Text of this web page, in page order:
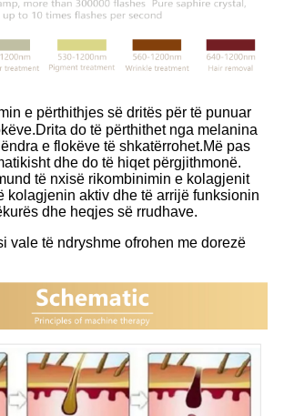
e përthithjes së dritës për të punuar
do të përthithet nga melanina
e flokëve të shkatërrohet.Më pas
dhe do të hiqet përgjithmonë.
të nxisë rikombinimin e kolagjenit
kolagjenin aktiv dhe të arrijë funksionin
dhe heqjes së rrudhave.
vale të ndryshme ofrohen me dorezë